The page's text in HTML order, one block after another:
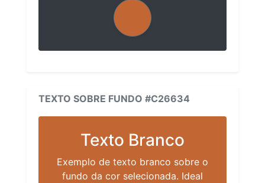
TEXTO SOBRE FUNDO #C26634
Texto Branco
Exemplo de texto branco sobre o
fundo da cor selecionada. Ideal